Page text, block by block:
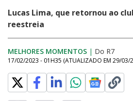
Lucas Lima, que retornou ao
reestreia
MELHORES MOMENTOS | Do R7
17/02/2023 - 01H35 (ATUALIZADO EM 29/03/